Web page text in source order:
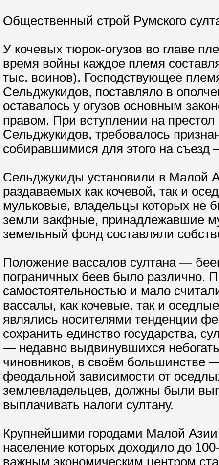
Общественный строй Румского
У кочевых тюрок-огузов во главе
время войны каждое племя
тыс. воинов). Господствующее
Сельджукидов, поставляло в
оставалось у огузов основным
правом. При вступлении на престол
Сельджукидов, требовалось
собиравшимися для этого на съезд
Сельджукиды установили в Малой
раздаваемых как кочевой, так и
мульковые, владельцы которых не
земли вакфные, принадлежавшие
земельный фонд составляли
Положение вассалов султана —
пограничных беев было различно.
самостоятельностью и мало
вассалы, как кочевые, так и
являлись носителями тенденции
сохранить единство государства,
— недавно выдвинувшихся
чиновников, в своём большинстве
феодальной зависимости от
землевладельцев, должны были
выплачивать налоги султану.
Крупнейшими городами Малой
население которых доходило до
важным экономическим центром